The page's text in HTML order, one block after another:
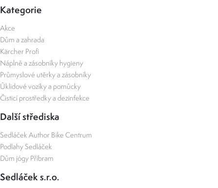
Kategorie
Akce
Dům a zahrada
Kärcher Profi
Náplně a zásobníky hygieny
Průmyslové utěrky a zásobníky
Úklidové vozíky a pomůcky
Čisticí prostředky a dezinfekce
Další střediska
Sedláček Author Bike Centrum
Podlahy Sedláček
Dům jógy Příbram
Sedláček s.r.o.